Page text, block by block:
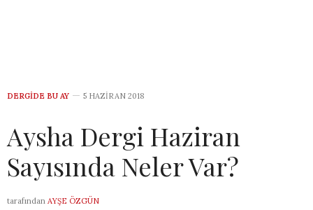
DERGİDE BU AY 5 HAZIRAN 2018
Aysha Dergi Haziran
Sayısında Neler Var?
tarafından AYŞE ÖZGÜN